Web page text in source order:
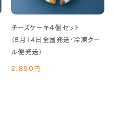
チーズケーキ４個セット
（8月14日全国発送・冷凍クー
ル便発送）
2,890円